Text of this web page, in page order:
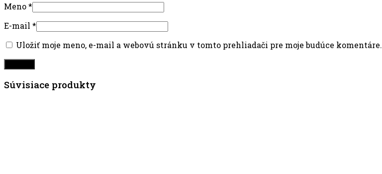
Meno*
E-mail *
Uložiť moje meno, e-mail a webovú stránku v tomto prehliadači pre moje budúce komentáre.
Súvisiace produkty